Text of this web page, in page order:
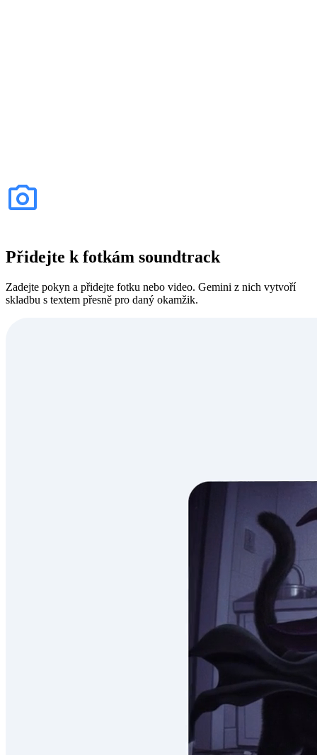
Přidejte k fotkám soundtrack
Zadejte pokyn a přidejte fotku nebo video. Gemini z nich vytvoří
skladbu s textem přesně pro daný okamžik.